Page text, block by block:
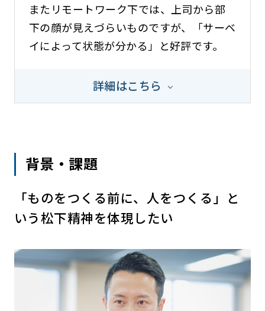
またリモートワーク下では、上司から部
下の顔が見えづらいものですが、「サーベ
イによって状態が分かる」と好評です。
詳細はこちら
背景・課題
「ものをつくる前に、人をつくる」と
いう松下精神を体現したい